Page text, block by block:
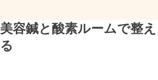
美容鍼と酸素ルームで整え
る